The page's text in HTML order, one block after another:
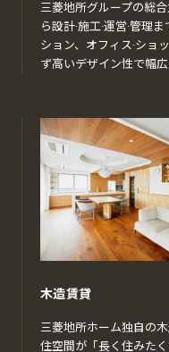
三菱地所グループの総
ら設計·施工·運営·管理
ション、オフィス·ショ
ず高いデザイン性で幅
木造賃貸
三菱地所ホーム独自の
住空間が「長く住みた